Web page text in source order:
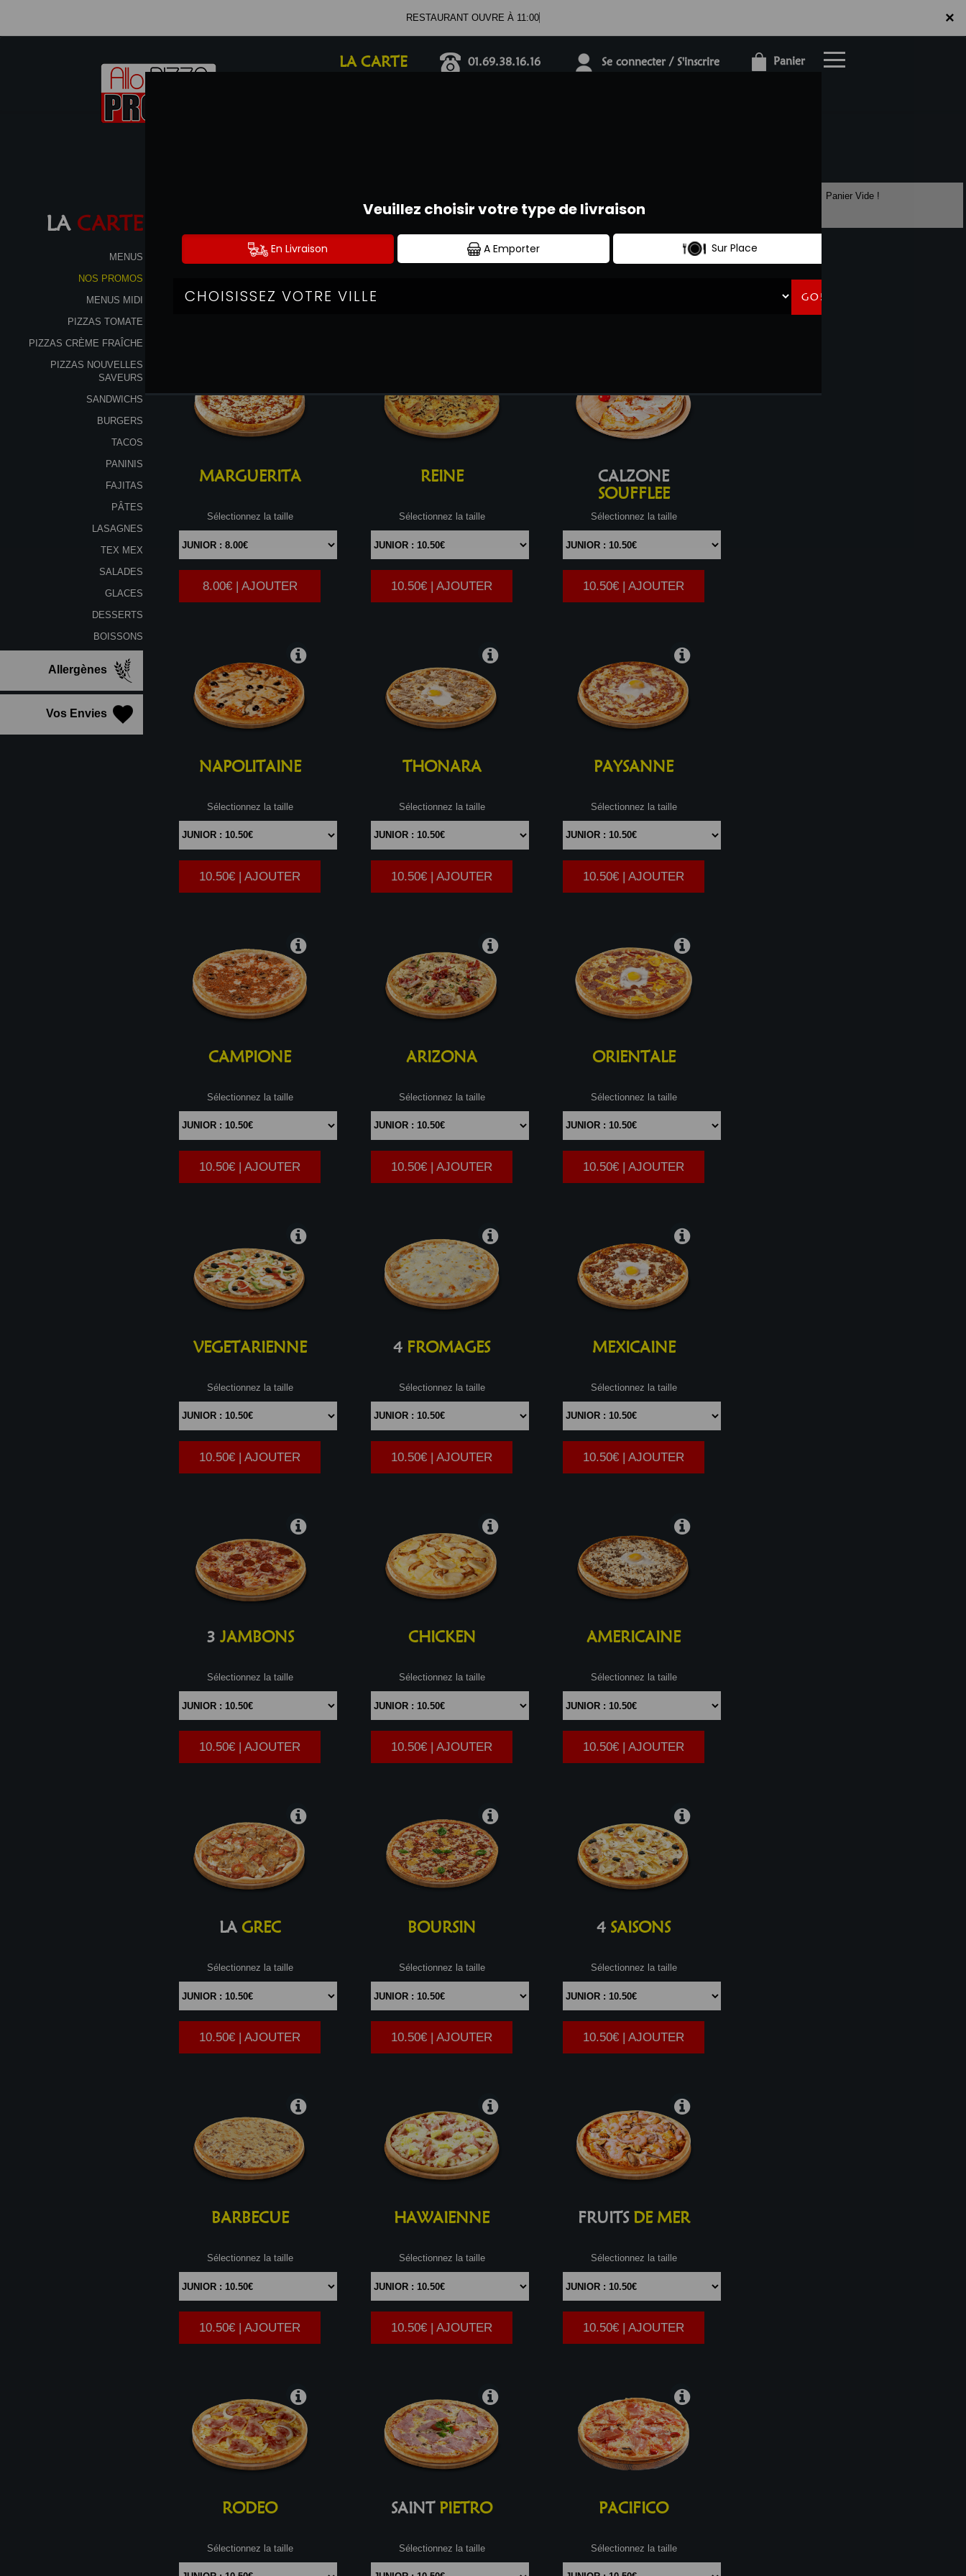
×
RESTAURANT O
LA CARTE 01.69.38.16.16 Se connecter / S'inscrire Panier
×
LA CARTE
MENUS
NOS PROMOS
MENUS MIDI
PIZZAS TOMATE
PIZZAS CRÈME FRAÎCHE
PIZZAS NOUVELLES
SAVEURS
SANDWICHS
BURGERS
TACOS
PANINIS
FAJITAS
PÂTES
LASAGNES
TEX MEX
SALADES
GLACES
DESSERTS
BOISSONS
Allergènes
Vos Envies
PIZZAS TOMATE
MARGUERITA
Sélectionnez la taille
|
8.00€ | AJOUTER
REINE
Sélectionnez la taille
|
10.50€ | AJOUTER
CALZONE
SOUFFLEE
Sélectionnez la taille
|
10.50€ | AJOUTER
NAPOLITAINE
Sélectionnez la taille
|
10.50€ | AJOUTER
THONARA
Sélectionnez la taille
|
10.50€ | AJOUTER
PAYSANNE
Sélectionnez la taille
|
10.50€ | AJOUTER
CAMPIONE
Sélectionnez la taille
|
10.50€ | AJOUTER
ARIZONA
Sélectionnez la taille
|
10.50€ | AJOUTER
ORIENTALE
Sélectionnez la taille
|
10.50€ | AJOUTER
VEGETARIENNE
Sélectionnez la taille
|
10.50€ | AJOUTER
4 FROMAGES
Sélectionnez la taille
|
10.50€ | AJOUTER
MEXICAINE
Sélectionnez la taille
|
10.50€ | AJOUTER
3 JAMBONS
Sélectionnez la taille
|
10.50€ | AJOUTER
CHICKEN
Sélectionnez la taille
|
10.50€ | AJOUTER
AMERICAINE
Sélectionnez la taille
|
10.50€ | AJOUTER
LAGREC
Sélectionnez la taille
|
10.50€ | AJOUTER
BOURSIN
Sélectionnez la taille
|
10.50€ | AJOUTER
4 SAISONS
Sélectionnez la taille
|
10.50€ | AJOUTER
BARBECUE
Sélectionnez la taille
|
10.50€ | AJOUTER
HAWAIENNE
Sélectionnez la taille
|
10.50€ | AJOUTER
FRUITSDE MER
Sélectionnez la taille
|
10.50€ | AJOUTER
RODEO
Sélectionnez la taille
SAINTPIETRO
Sélectionnez la taille
PACIFICO
Sélectionnez la taille
Panier Vide !